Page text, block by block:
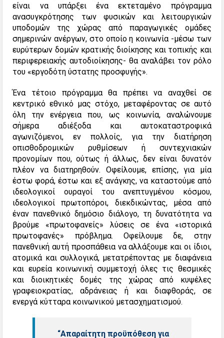
είναι να υπάρξει ένα εκτεταμένο πρόγραμμα
ανασυγκρότησης των φυσικών και λειτουργικών
υποδομών της χώρας από παραγωγικές ομάδες
σημερινών ανέργων, στο οποίο η κοινωνία -μέσω των
ευρύτερων δομών κρατικής διοίκησης και τοπικής και
περιφερειακής αυτοδιοίκησης- θα αναλάβει τον ρόλο
του «εργοδότη ύστατης προσφυγής».
Ένα τέτοιο πρόγραμμα θα πρέπει να αναχθεί σε
κεντρικό εθνικό μας στόχο, μεταφέροντας σε αυτό
όλη την ενέργεια που, ως κοινωνία, αναλώνουμε
σήμερα αδιέξοδα και αυτοκαταστροφικά
αγωνιζόμενοι, εν πολλοίς, για την διατήρηση
οπισθοδρομικών ρυθμίσεων ή συντεχνιακών
προνομίων που, ούτως ή άλλως, δεν είναι δυνατόν
πλέον να διατηρηθούν. Οφείλουμε, επίσης, για μία
έστω φορά, έστω και εξ ανάγκης, να καταστούμε από
ιδεολογικοί ουραγοί του ανεπτυγμένου κόσμου,
ιδεολογικοί πρωτοπόροι, διεκδικώντας, μέσα από
έναν πανεθνικό δημόσιο διάλογο, τη δυνατότητα να
βρούμε «πρωτοφανείς» λύσεις σε ένα «ιστορικά
πρωτοφανές» πρόβλημα. Οφείλουμε δε, στην
πανεθνική αυτή προσπάθεια να αλλάξουμε και οι ίδιοι,
ατομικά και συλλογικά, μετατρέποντας με διαφάνεια
και ευρεία κοινωνική συμμετοχή όλες τις θεσμικές
και διοικητικές δομές της χώρας από κυψέλες
γραφειοκρατίας, αδράνειας ή και διαφθοράς, σε
ενεργά κύτταρα κοινωνικού μετασχηματισμού.
“Απαραίτητη προϋπόθεση για